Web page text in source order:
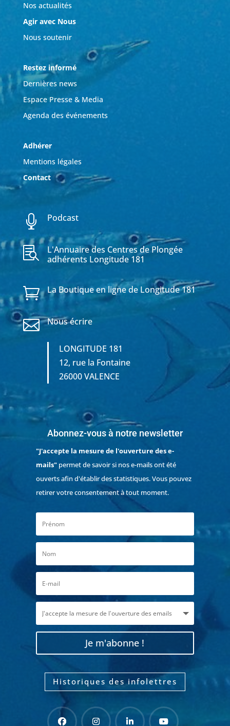
Nos actualités
Agir avec Nous
Nous soutenir
Restez informé
Dernières news
Espace Presse & Media
Agenda des événements
Adhérer
Mentions légales
Contact
 Podcast

L'Annuaire des Centres de Plongée
adhérents Longitude 181
 La Boutique en ligne de Longitude 181
 Nous écrire
LONGITUDE 181
12, rue la Fontaine
26000 VALENCE
Abonnez-vous à notre newsletter
"J'accepte la mesure de l'ouverture des e-
mails"permet de savoir si nos e-mails ont été
ouverts afin d'établir des statistiques. Vous pouvez
retirer votre consentement à tout moment.
Je m'abonne !
Historiques des infolettres